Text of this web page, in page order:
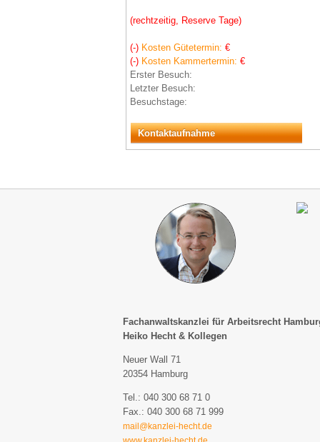
(rechtzeitig, Reserve Tage)
(-) Kosten Gütetermin: €
(-) Kosten Kammertermin: €
Erster Besuch:
Letzter Besuch:
Besuchstage:
Kontaktaufnahme
Fachanwaltskanzlei für Arbeitsrecht
Heiko Hecht & Kollegen
Neuer Wall 71
20354 Hamburg
Tel.: 040 300 68 71 0
Fax.: 040 300 68 71 999
mail@kanzlei-hecht.de